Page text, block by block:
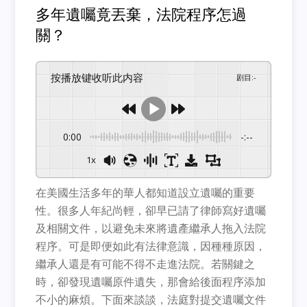
多年遺囑竟丟棄，法院程序怎過
關？
按播放键收听此内容 剧目 :-
0:00 -:--
1x
在美國生活多年的華人都知道設立遺囑的重要
性。很多人年紀尚輕，卻早已請了律師寫好遺囑
及相關文件，以避免未來將遺產繼承人拖入法院
程序。可是即便如此有法律意識，因種種原因，
繼承人還是有可能不得不走進法院。若關鍵之
時，卻發現遺囑原件遺失，那會給後面程序添加
不小的麻煩。下面來談談，法庭對提交遺囑文件